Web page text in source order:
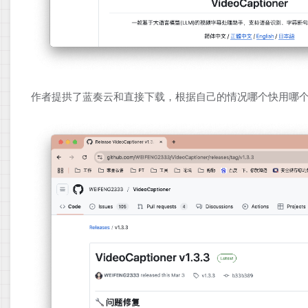
作者提拱了蓝奏云和直接下载，根据自己的情况哪个快用哪